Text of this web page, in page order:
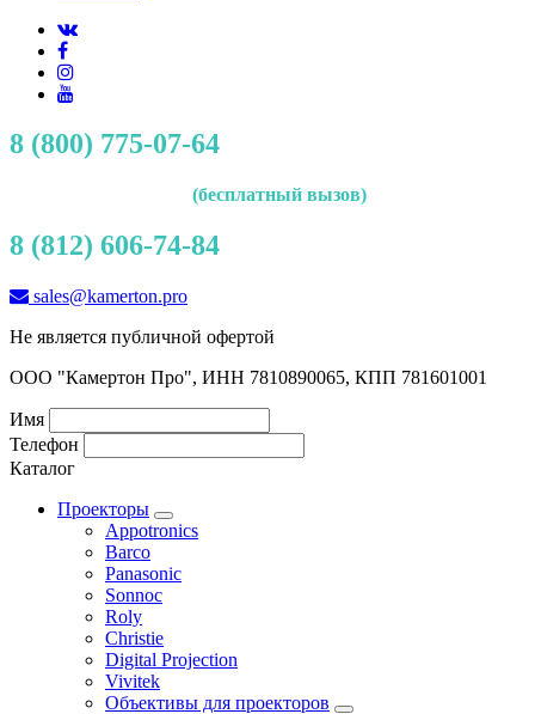
8 (800) 775-07-64
(бесплатный вызов)
8 (812) 606-74-84
sales@kamerton.pro
Не является публичной офертой
ООО "Камертон Про", ИНН 7810890065, КПП 781601001
Имя
Телефон
Каталог
Проекторы
Appotronics
Barco
Panasonic
Sonnoc
Roly
Christie
Digital Projection
Vivitek
Объективы для проекторов